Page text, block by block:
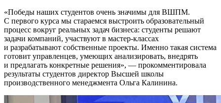
Победы наших студентов очень значимы для ВШПМ.
С первого курса мы стараемся выстроить образовательный
процесс вокруг реальных задач бизнеса: студенты решают
задачи компаний, участвуют в мастер-классах
и разрабатывают собственные проекты. Именно такая система
готовит управленцев, умеющих анализировать, внедрять
и предлагать конкретные решения , — прокомментировала
результаты студентов директор Высшей школы
производственного менеджмента Ольга Калинина.